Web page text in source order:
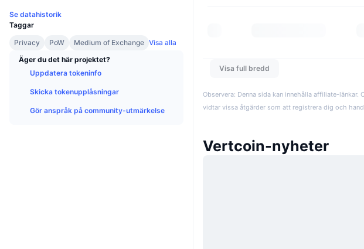
Se datahistorik
Taggar
Privacy
PoW Medium of Exchange Visa alla
Äger du det här projektet?
Uppdatera tokeninfo
Skicka tokenupplåsningar
Gör anspråk på community-utmärkelse
Visa full bredd
Observera: Denna sida kan innehålla affiliate-
vidtar vissa åtgärder som att registrera dig och
Vertcoin-nyheter